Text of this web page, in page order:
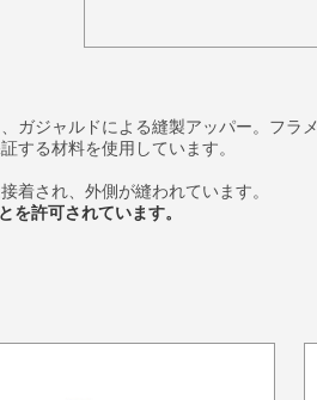
ガジャルドによる縫製アッパー。フラ
する材料を使用しています。
着され、外側が縫われています。
許可されています。